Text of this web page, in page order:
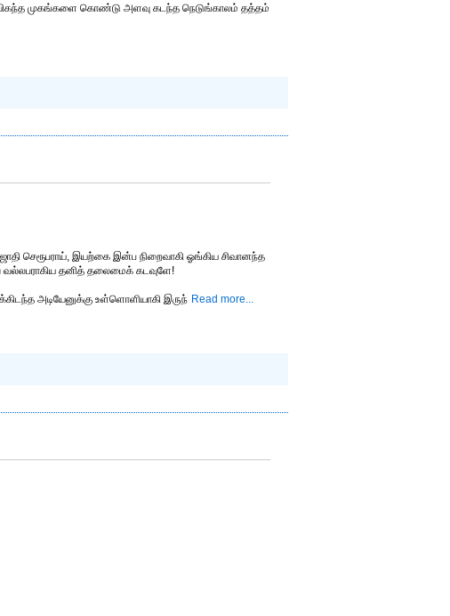
முகங்களை கொண்டு அளவு கடந்த நெடுங்காலம் தத்தம்
செரூபராய், இயற்கை இன்ப நிறைவாகி ஓங்கிய சிவானந்த
தனித் தலைமைக் கடவுளே!
அடியேனுக்கு உள்ளொளியாகி இருந் Read more...